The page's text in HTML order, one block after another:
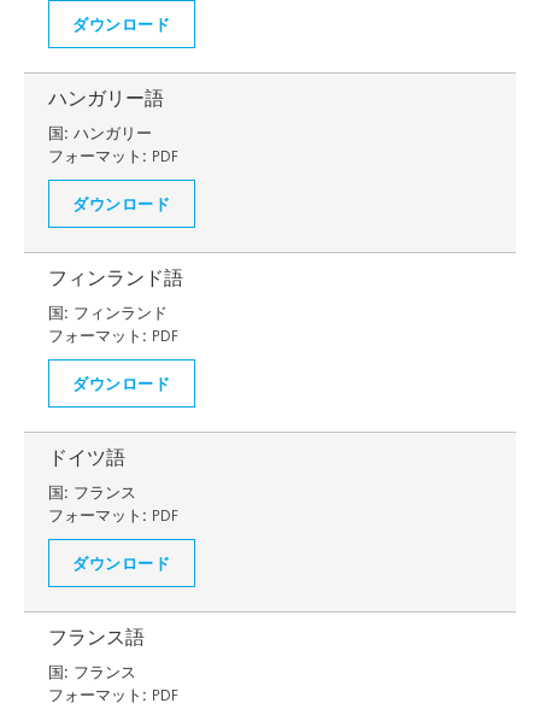
ダウンロード
ハンガリー語
国: ハンガリー
フォーマット: PDF
ダウンロード
フィンランド語
国: フィンランド
フォーマット: PDF
ダウンロード
ドイツ語
国: フランス
フォーマット: PDF
ダウンロード
フランス語
国: フランス
フォーマット: PDF